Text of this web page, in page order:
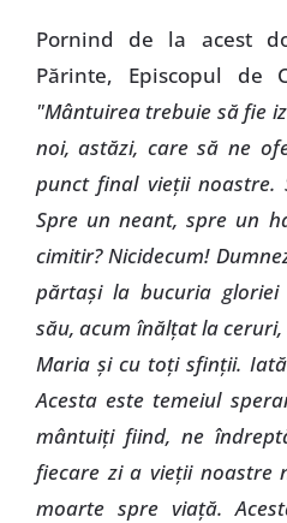
Pornind de la acest
Părinte, Episcopul de
"Mântuirea trebuie să fie
noi, astăzi, care să ne
punct final vieţii noastre.
Spre un neant, spre un
cimitir? Nicidecum!
părtaşi la bucuria gloriei
său, acum înălţat la
Maria şi cu toţi sfinţii.
Acesta este temeiul
mântuiţi fiind, ne
fiecare zi a vieţii noastre
moarte spre viaţă.